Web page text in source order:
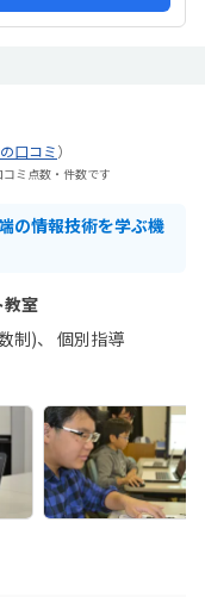
口コミ）
ミ点数・件数です
の情報技術を学ぶ機
教室
制)
個別指導